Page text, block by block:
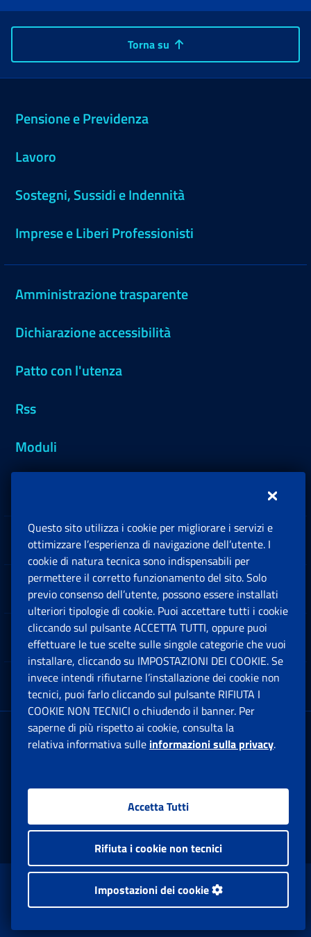
Torna su
Pensione e Previdenza
Lavoro
Sostegni, Sussidi e Indennità
Imprese e Liberi Professionisti
Amministrazione trasparente
Dichiarazione accessibilità
Patto con l'utenza
Rss
Moduli
Sedi e Contatti
Software
Note Legali
App mobile
Sede Legale : Via Ciro il Grande, 21
00144 Roma
Facebook: Apre una nuova finestra
Twitter: Apre una nuova finestra
Whatsapp: Apre una nuova
Youtube: Apre una
Instagram:
www.inps.gov.it © 1997-2026
Istituto Nazionale Previdenza Sociale.
Questo sito utilizza i cookie per migliorare i servizi e
ottimizzare l’esperienza di navigazione dell’utente. I
cookie di natura tecnica sono indispensabili per
permettere il corretto funzionamento del sito. Solo
previo consenso dell’utente, possono essere installati
ulteriori tipologie di cookie. Puoi accettare tutti i cookie
cliccando sul pulsante ACCETTA TUTTI, oppure puoi
effettuare le tue scelte sulle singole categorie che vuoi
installare, cliccando su IMPOSTAZIONI DEI COOKIE. Se
invece intendi rifiutarne l’installazione dei cookie non
tecnici, puoi farlo cliccando sul pulsante RIFIUTA I
COOKIE NON TECNICI o chiudendo il banner. Per
saperne di più rispetto ai cookie, consulta la
relativa informativa sulle informazioni sulla privacy.
Accetta Tutti
Rifiuta i cookie non tecnici
Impostazioni dei cookie